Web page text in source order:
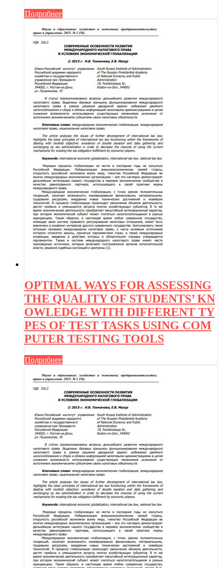
Подробнее
OPTIMAL WAYS FOR ASSESSING
THE QUALITY OF STUDENTS’ KN
OWLEDGE WITH DIFFERENT TY
PES OF TEST TASKS USING COM
PUTER TESTING TOOLS
Подробнее